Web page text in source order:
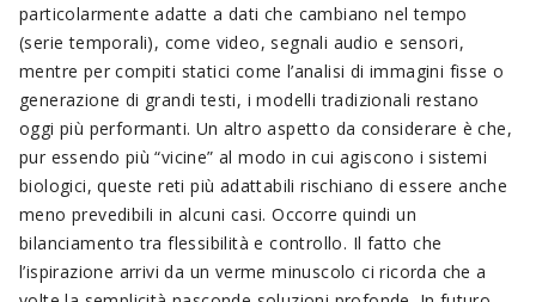
particolarmente adatte a dati che cambiano nel tempo
(serie temporali), come video, segnali audio e sensori,
mentre per compiti statici come l’analisi di immagini fisse o
generazione di grandi testi, i modelli tradizionali restano
oggi più performanti. Un altro aspetto da considerare è che,
pur essendo più “vicine” al modo in cui agiscono i sistemi
biologici, queste reti più adattabili rischiano di essere anche
meno prevedibili in alcuni casi. Occorre quindi un
bilanciamento tra flessibilità e controllo. Il fatto che
l’ispirazione arrivi da un verme minuscolo ci ricorda che a